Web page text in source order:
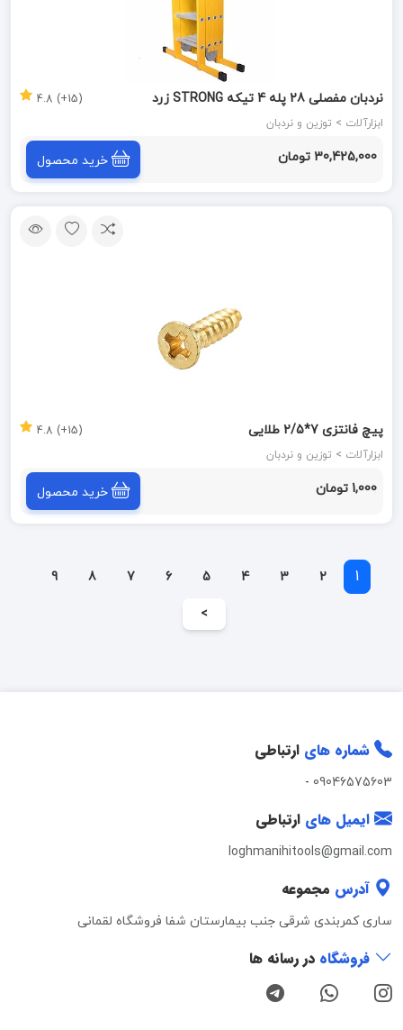
نردبان مفصلی 28 پله 4 تیکه STRONG زرد
ابزارآلات > توزین و نردبان
(15+) 4.8
30,425,000 تومان خرید محصول
پیچ فانتزی 7*2/5 طلایی
ابزارآلات > توزین و نردبان
(15+) 4.8
1,000 تومان خرید محصول
1
2
3
4
5
6
7
8
9
>
شماره های ارتباطی
09046575603
-
ایمیل های ارتباطی
loghmanihitools@gmail.com
آدرس مجموعه
ساری کمربندی شرقی جنب بیمارستان شفا فروشگاه لقمانی
فروشگاه در رسانه ها